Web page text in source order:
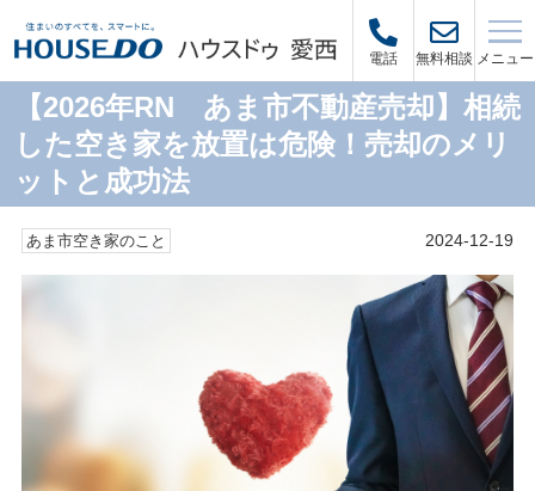
電話 無料相談 メニュー
【2026年RN あま市不動産売却】相続
した空き家を放置は危険！売却のメリ
ットと成功法
あま市空き家のこと 2024-12-19